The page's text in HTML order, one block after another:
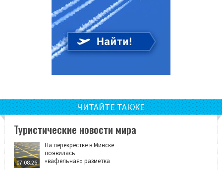
ЧИТАЙТЕ ТАКЖЕ
Туристические новости мира
07.08.26
На перекрёстке в Минске
появилась
«вафельная» разметка